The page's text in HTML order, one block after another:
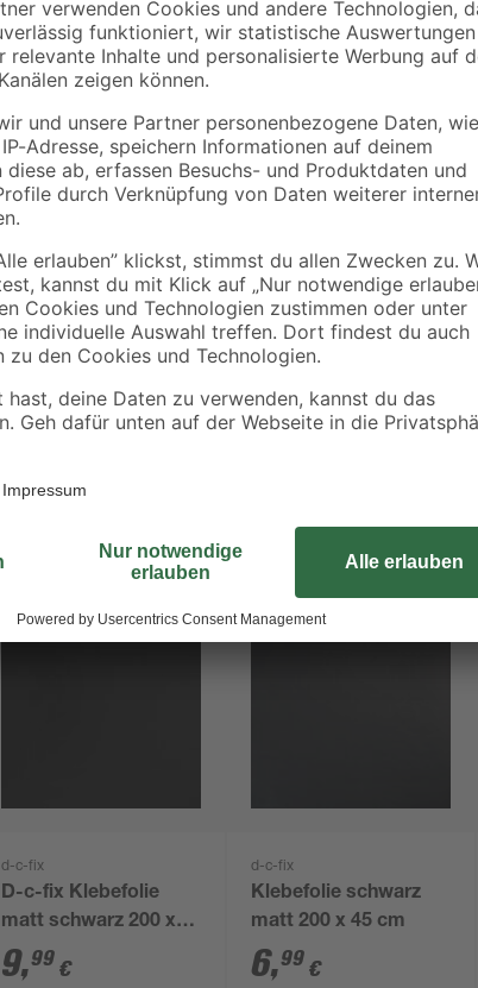
Klebefolie rot matt 45
x 150 cm
4,99€
3,33 € / Meter
Klebefolie weiß/grau
45 x 150 cm
3,33 € / Meter
Gestalte dein zuhause mit den
Schneide die Folien nach deinen
Highlights oder verpass deiner in die
Folie kann zeitnah während der
d-c-fix
D-c-fix Klebefolie
matt schwarz 200 x
67,5 cm
9,99 €
d-c-fix
Klebefolie schwarz
matt 200 x 45 cm
6,99 €